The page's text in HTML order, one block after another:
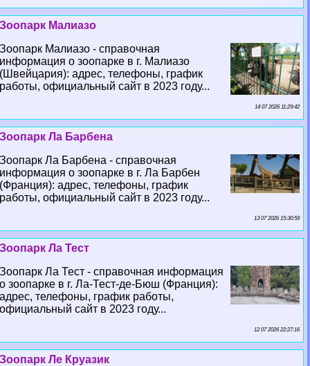
Зоопарк Малиазо
Зоопарк Малиазо - справочная
информация о зоопарке в г. Малиазо
(Швейцария): адрес, телефоны, график
работы, официальный сайт в 2023 году...
14 07 2026 11:29:42
Зоопарк Ла Барбена
Зоопарк Ла Барбена - справочная
информация о зоопарке в г. Ла Барбен
(Франция): адрес, телефоны, график
работы, официальный сайт в 2023 году...
13 07 2026 15:30:59
Зоопарк Ла Тест
Зоопарк Ла Тест - справочная информация
о зоопарке в г. Ла-Тест-де-Бюш (Франция):
адрес, телефоны, график работы,
официальный сайт в 2023 году...
12 07 2026 22:27:16
Зоопарк Ле Круазик